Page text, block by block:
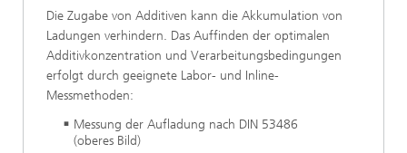
Die Zugabe von Additiven kann die Akkumulation von
Ladungen verhindern. Das Auffinden der optimalen
Additivkonzentration und Verarbeitungsbedingungen
erfolgt durch geeignete Labor- und Inline-
Messmethoden:
Messung der Aufladung nach DIN 53486
(oberes Bild)